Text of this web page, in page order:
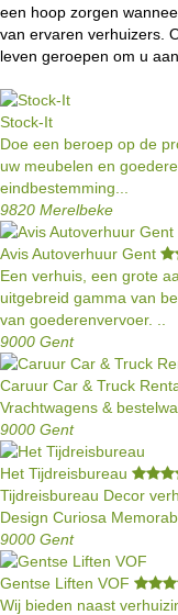
een hoop zorgen
van ervaren verhuizers.
leven geroepen om u
Stock-It
Doe een beroep op de
uw meubelen en
eindbestemming...
9820 Merelbeke
Avis Autoverhuur Gent
Een verhuis, een grote
uitgebreid gamma van
van goederenvervoer. ..
9000 Gent
Caruur Car & Truck
Vrachtwagens &
9000 Gent
Het Tijdreisbureau
Tijdreisbureau Decor
Design Curiosa
9000 Gent
Gentse Liften VOF
Wij bieden naast